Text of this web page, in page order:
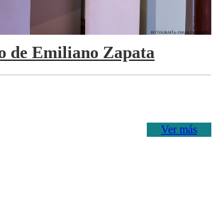
de Emiliano Zapata
Ver más